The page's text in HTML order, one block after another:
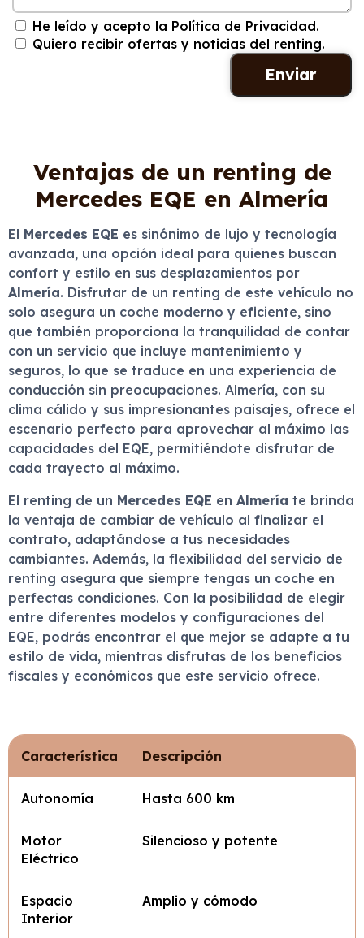
He leído y acepto la Política de Privacidad.
Quiero recibir ofertas y noticias del renting.
Ventajas de un renting de
Mercedes EQE en Almería
El Mercedes EQE es sinónimo de lujo y tecnología
avanzada, una opción ideal para quienes buscan
confort y estilo en sus desplazamientos por
Almería. Disfrutar de un renting de este vehículo no
solo asegura un coche moderno y eficiente, sino
que también proporciona la tranquilidad de contar
con un servicio que incluye mantenimiento y
seguros, lo que se traduce en una experiencia de
conducción sin preocupaciones. Almería, con su
clima cálido y sus impresionantes paisajes, ofrece el
escenario perfecto para aprovechar al máximo las
capacidades del EQE, permitiéndote disfrutar de
cada trayecto al máximo.
El renting de un Mercedes EQE en Almería te brinda
la ventaja de cambiar de vehículo al finalizar el
contrato, adaptándose a tus necesidades
cambiantes. Además, la flexibilidad del servicio de
renting asegura que siempre tengas un coche en
perfectas condiciones. Con la posibilidad de elegir
entre diferentes modelos y configuraciones del
EQE, podrás encontrar el que mejor se adapte a tu
estilo de vida, mientras disfrutas de los beneficios
fiscales y económicos que este servicio ofrece.
Característica Descripción
Autonomía Hasta 600 km
Motor
Eléctrico
Silencioso y potente
Espacio
Interior
Amplio y cómodo